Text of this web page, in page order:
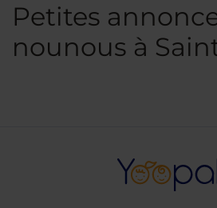
Petites
nounous à